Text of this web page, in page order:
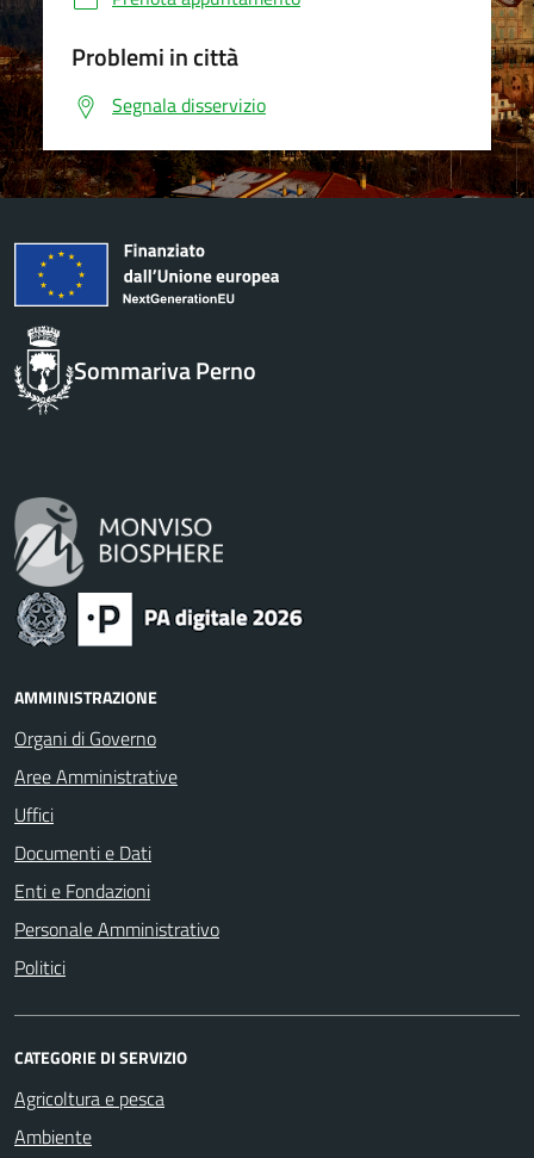
Problemi in città
Segnala disservizio
Sommariva Perno
AMMINISTRAZIONE
Organi di Governo
Aree Amministrative
Uffici
Documenti e Dati
Enti e Fondazioni
Personale Amministrativo
Politici
CATEGORIE DI SERVIZIO
Agricoltura e pesca
Ambiente